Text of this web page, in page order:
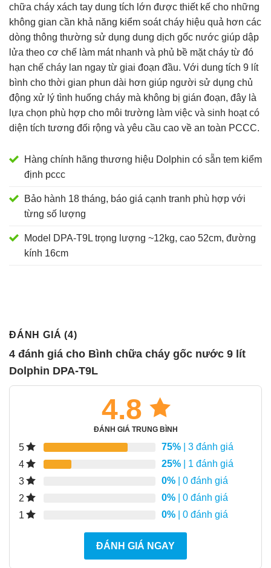
chữa cháy xách tay dung tích lớn được thiết kế cho những
không gian cần khả năng kiểm soát cháy hiệu quả hơn các
dòng thông thường sử dụng dung dịch gốc nước giúp dập
lửa theo cơ chế làm mát nhanh và phủ bề mặt cháy từ đó
hạn chế cháy lan ngay từ giai đoạn đầu. Với dung tích 9 lít
bình cho thời gian phun dài hơn giúp người sử dụng chủ
động xử lý tình huống cháy mà không bị gián đoạn, đây là
lựa chọn phù hợp cho môi trường làm việc và sinh hoạt có
diện tích tương đối rộng và yêu cầu cao về an toàn PCCC.
Hàng chính hãng thương hiệu Dolphin có sẵn tem kiểm
định pccc
Bảo hành 18 tháng, báo giá cạnh tranh phù hợp với
từng số lượng
Model DPA-T9L trọng lượng ~12kg, cao 52cm, đường
kính 16cm
ĐÁNH GIÁ (4)
4 đánh giá cho Bình chữa cháy gốc nước 9 lít
Dolphin DPA-T9L
4.8
ĐÁNH GIÁ TRUNG BÌNH
5 75% | 3 đánh giá
4
25% | 1 đánh giá
3
0% | 0 đánh giá
2
0% | 0 đánh giá
1
0% | 0 đánh giá
ĐÁNH GIÁ NGAY